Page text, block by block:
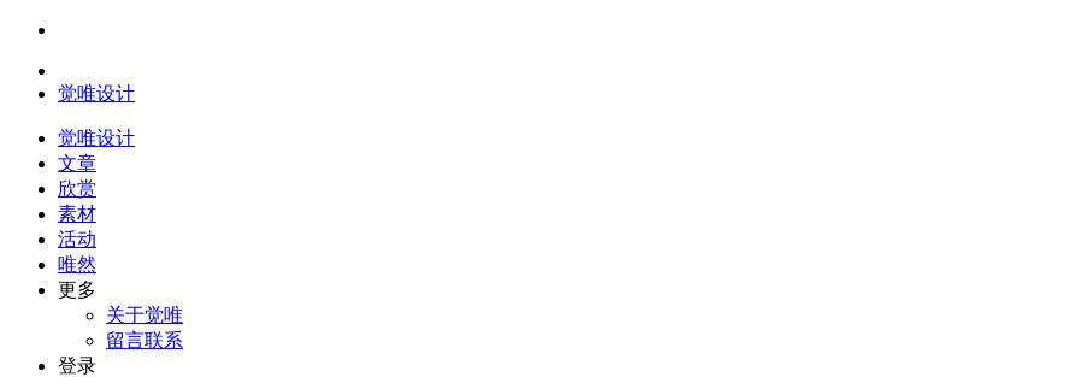
觉唯设计
觉唯设计
文章
欣赏
素材
活动
唯然
更多
关于觉唯
留言联系
登录